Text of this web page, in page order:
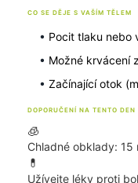
CO SE DĚJE S VAŠÍM TĚLEM
• Pocit tlaku nebo
• Možné krvácení
• Začínající otok
DOPORUČENÍ NA TENTO DEN
🧊
Chladné obklady: 15
💊
Užívejte léky proti